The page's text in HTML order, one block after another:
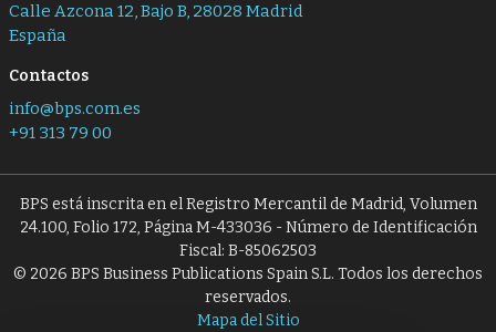
Calle Azcona 12, Bajo B, 28028 Madrid
España
Contactos
info@bps.com.es
+91 313 79 00
BPS está inscrita en el Registro Mercantil de Madrid, Volumen
24.100, Folio 172, Página M-433036 - Número de Identificación
Fiscal: B-85062503
© 2026 BPS Business Publications Spain S.L. Todos los derechos
reservados.
Mapa del Sitio